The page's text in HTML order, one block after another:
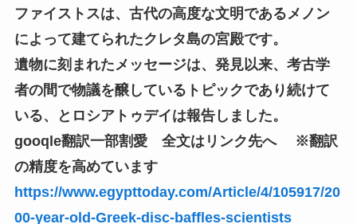
ファイストスは、古代の高度な文明であるメノン
によって建てられたクレタ島の宮殿です。
遺物に刻まれたメッセージは、発見以来、考古学
者の間で物議を醸しているトピックであり続けて
いる、とロシアトゥデイは報告しました。
gooqle翻訳一部割愛 全文はリンク先へ ※翻訳
の精度を高めています
https://www.egypttoday.com/Article/4/105917/20
00-year-old-Greek-disc-baffles-scientists